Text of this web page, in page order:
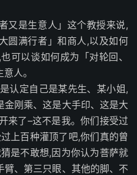
是生意人」这个教授来说,
圆满行者」和商人,以及如何
可以谈如何成为「对轮回、
人。
定自己是某先生、某小姐,
刚乘、这是大手印、这是大
来了–这不是我。你们接受过
上百种灌顶了吧,你们真的曾
是不敢想,因为你认为菩萨就
、第三只眼、其他的脚、不